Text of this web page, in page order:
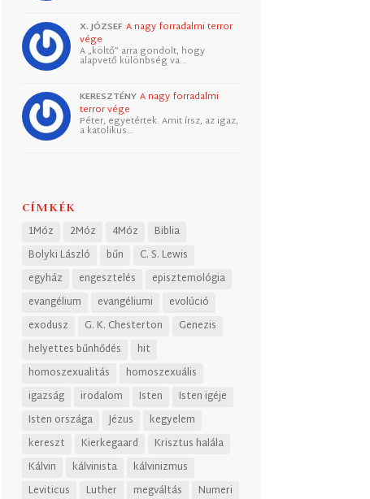
X. JÓZSEF A nagy forradalmi terror
vége
A „költő” arra gondolt, hogy
alapvető különbség va…
KERESZTÉNY A nagy forradalmi
terror vége
Péter, egyetértek. Amit írsz, az igaz,
a katolikus…
CÍMKÉK
1Móz 2Móz 4Móz
Biblia
Bolyki László
bűn
C. S. Lewis
egyház
engesztelés
episztemológia
evangélium
evangéliumi
evolúció
exodusz
G. K. Chesterton
Genezis
helyettes bűnhődés
hit
homoszexualitás
homoszexuális
igazság
irodalom Isten
Isten igéje
Isten országa
Jézus
kegyelem
kereszt
Kierkegaard
Krisztus halála
Kálvin
kálvinista
kálvinizmus
Leviticus
Luther megváltás Numeri